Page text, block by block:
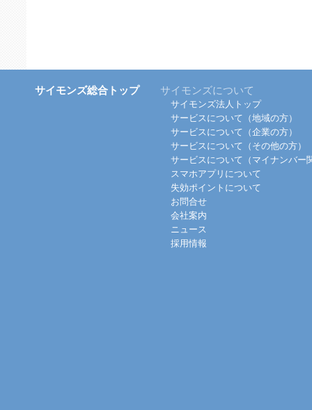
サイモンズ総合トップ サイモンズについて
サイモンズ法人トップ
サービスについて（地域の方）
サービスについて（企業の方）
サービスについて（その他の方）
サービスについて（マイナンバー
スマホアプリについて
失効ポイントについて
お問合せ
会社案内
ニュース
採用情報